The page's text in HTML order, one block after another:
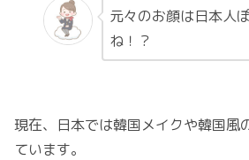
元々のお顔は日本人
ね！？
現在、日本では韓国メイクや韓国風
ています。